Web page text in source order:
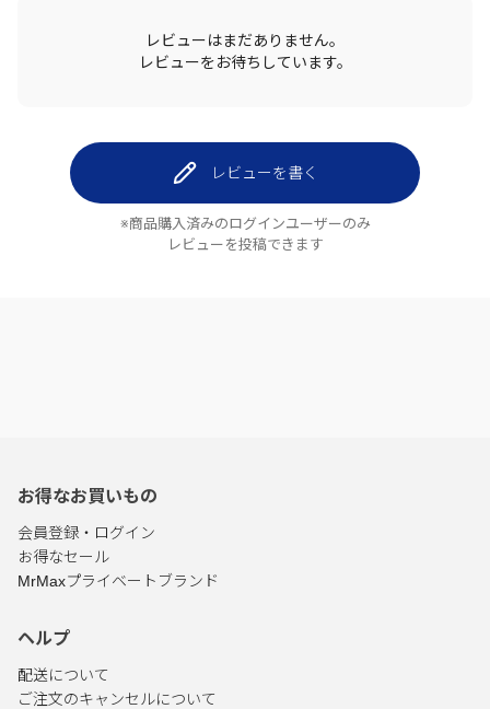
レビューはまだありません。
レビューをお待ちしています。
レビューを書く
※商品購入済みのログインユーザーのみ
レビューを投稿できます
お得なお買いもの
会員登録・ログイン
お得なセール
MrMaxプライベートブランド
ヘルプ
配送について
ご注文のキャンセルについて